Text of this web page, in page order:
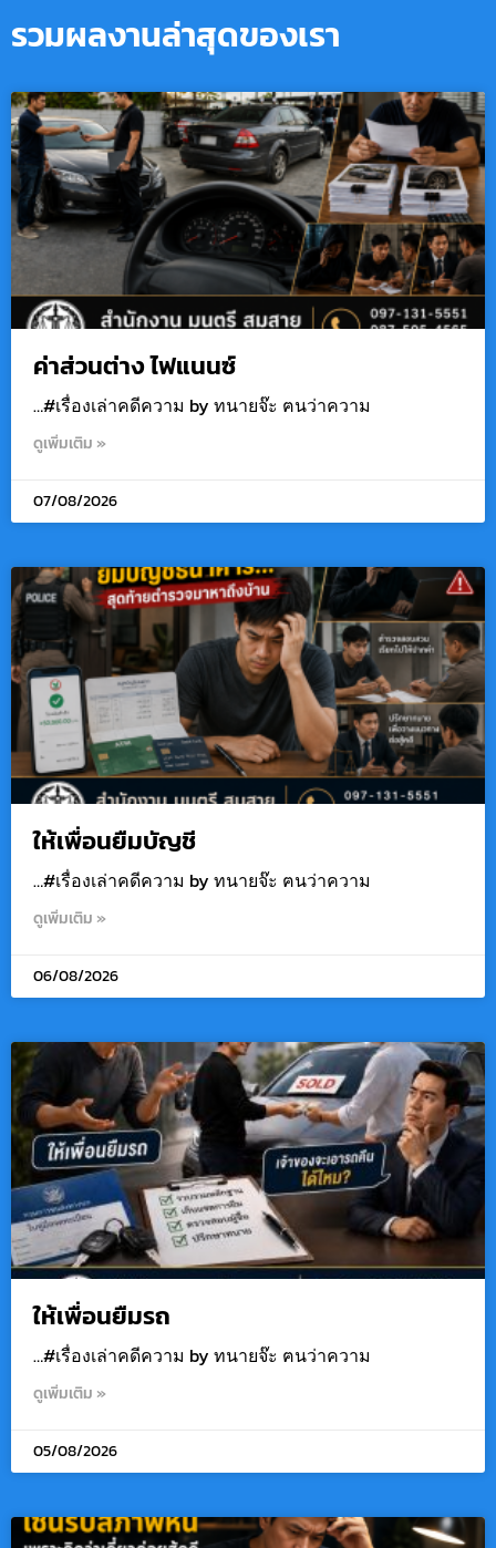
รวมผลงานล่าสุดของเรา
ค่าส่วนต่าง ไฟแนนซ์
…#เรื่องเล่าคดีความ by ทนายจ๊ะ ฅนว่าความ
ดูเพิ่มเติม »
07/08/2026
ให้เพื่อนยืมบัญชี
…#เรื่องเล่าคดีความ by ทนายจ๊ะ ฅนว่าความ
ดูเพิ่มเติม »
06/08/2026
ให้เพื่อนยืมรถ
…#เรื่องเล่าคดีความ by ทนายจ๊ะ ฅนว่าความ
ดูเพิ่มเติม »
05/08/2026